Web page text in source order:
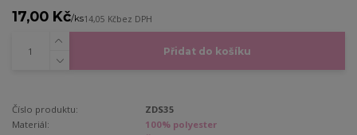
17,00 Kč/ks14,05 Kčbez DPH
Přidat do košíku
Číslo produktu:
ZDS35
Materiál:
100% polyester